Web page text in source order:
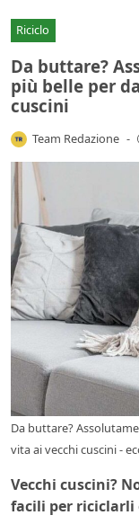
Riciclo
Da buttare?
più belle per
cuscini
Team Redazione -
Da buttare?
vita ai vecchi cuscini -
Vecchi cuscini?
facili per riciclarli